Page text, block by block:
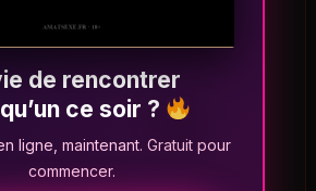
de rencontrer
ce soir ?
ligne, maintenant. Gratuit pour
commencer.